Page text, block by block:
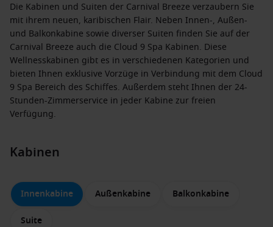
Die Kabinen und Suiten der Carnival Breeze verzaubern Sie
mit ihrem neuen, karibischen Flair. Neben Innen-, Außen-
und Balkonkabine sowie diverser Suiten finden Sie auf der
Carnival Breeze auch die Cloud 9 Spa Kabinen. Diese
Wellnesskabinen gibt es in verschiedenen Kategorien und
bieten Ihnen exklusive Vorzüge in Verbindung mit dem Cloud
9 Spa Bereich des Schiffes. Außerdem steht Ihnen der 24-
Stunden-Zimmerservice in jeder Kabine zur freien
Verfügung.
Kabinen
Innenkabine Außenkabine Balkonkabine
Suite